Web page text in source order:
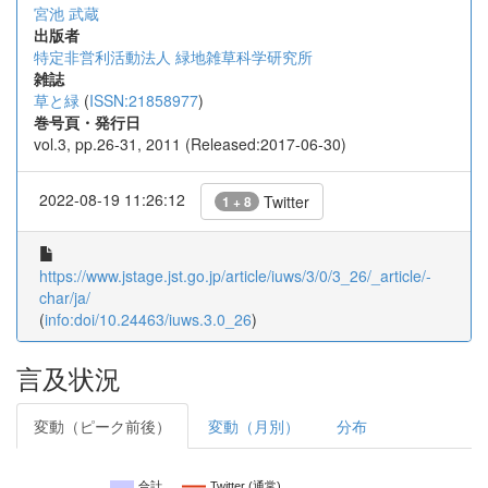
宮池 武蔵
出版者
特定非営利活動法人 緑地雑草科学研究所
雑誌
草と緑 (ISSN:21858977)
巻号頁・発行日
vol.3, pp.26-31, 2011 (Released:2017-06-30)
2022-08-19 11:26:12 1 + 8 Twitter
https://www.jstage.jst.go.jp/article/iuws/3/0/3_26/_article/-
char/ja/
(info:doi/10.24463/iuws.3.0_26)
言及状況
変動（ピーク前後） 変動（月別） 分布